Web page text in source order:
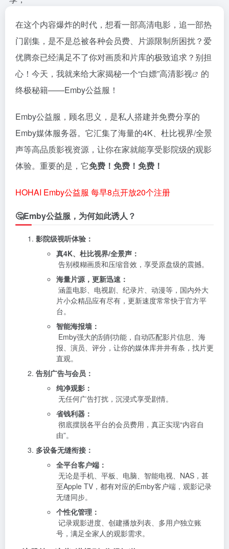
在这个内容爆炸的时代，想看一部高清电影，追一部热
门剧集，是不是总被各种会员费、片源限制所困扰？爱
优腾奈已经满足不了你对画质和片库的极致追求？别担
心！今天，我就来给大家揭秘一个“白嫖”高清影视
的
终极秘籍——Emby公益服！
Emby公益服，顾名思义，是私人搭建并免费分享的
Emby媒体服务器。它汇集了海量的4K、杜比视界/全景
声等高品质影视资源，让你在家就能享受影院级的观影
体验。重要的是，它免费！免费！免费！
HOHAI Emby公益服 每早8点开放20个注册
🤔Emby公益服，为何如此诱人？
影院级视听体验：
真4K、杜比视界/全景声：
告别模糊画质和压缩音效，享受原盘级的震撼。
海量片源，更新迅速：
涵盖电影、电视剧、纪录片、动漫等，国内外大
片小众精品应有尽有，更新速度常常快于官方平
台。
智能海报墙：
Emby强大的刮削功能，自动匹配影片信息、海
报、演员、评分，让你的媒体库井井有条，找片更
直观。
告别广告与会员：
纯净观影：
无任何广告打扰，沉浸式享受剧情。
省钱利器：
彻底摆脱各平台的会员费用，真正实现“内容自
由”。
多设备无缝衔接：
全平台客户端：
无论是手机、平板、电脑、智能电视、NAS，甚
至Apple TV，都有对应的Emby客户端，观影记录
无缝同步。
个性化管理：
记录观影进度、创建播放列表、多用户独立账
号，满足全家人的观影需求。